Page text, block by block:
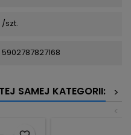
/szt.
5902787827168
SAMEJ KATEGORII:
>
<